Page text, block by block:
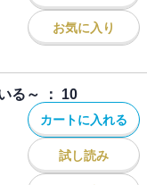
お気に入り
る～ ： 10
カートに入れる
試し読み